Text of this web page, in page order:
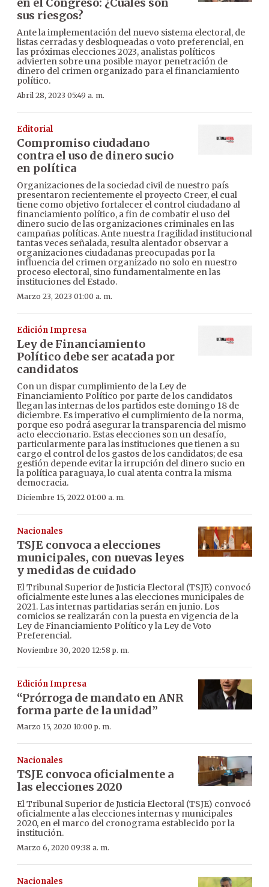
sus riesgos?
Ante la implementación del nuevo sistema electoral, de
listas cerradas y desbloqueadas o voto preferencial, en
las próximas elecciones 2023, analistas políticos
advierten sobre una posible mayor penetración de
dinero del crimen organizado para el financiamiento
político.
Abril 28, 2023 05:49 a. m.
Editorial
Compromiso ciudadano
contra el uso de dinero sucio
en política
Organizaciones de la sociedad civil de nuestro país
presentaron recientemente el proyecto Creer, el cual
tiene como objetivo fortalecer el control ciudadano al
financiamiento político, a fin de combatir el uso del
dinero sucio de las organizaciones criminales en las
campañas políticas. Ante nuestra fragilidad institucional
tantas veces señalada, resulta alentador observar a
organizaciones ciudadanas preocupadas por la
influencia del crimen organizado no solo en nuestro
proceso electoral, sino fundamentalmente en las
instituciones del Estado.
Marzo 23, 2023 01:00 a. m.
Edición Impresa
Ley de Financiamiento
Político debe ser acatada por
candidatos
Con un dispar cumplimiento de la Ley de
Financiamiento Político por parte de los candidatos
llegan las internas de los partidos este domingo 18 de
diciembre. Es imperativo el cumplimiento de la norma,
porque eso podrá asegurar la transparencia del mismo
acto eleccionario. Estas elecciones son un desafío,
particularmente para las instituciones que tienen a su
cargo el control de los gastos de los candidatos; de esa
gestión depende evitar la irrupción del dinero sucio en
la política paraguaya, lo cual atenta contra la misma
democracia.
Diciembre 15, 2022 01:00 a. m.
Nacionales
TSJE convoca a elecciones
municipales, con nuevas leyes
y medidas de cuidado
El Tribunal Superior de Justicia Electoral (TSJE) convocó
oficialmente este lunes a las elecciones municipales de
2021. Las internas partidarias serán en junio. Los
comicios se realizarán con la puesta en vigencia de la
Ley de Financiamiento Político y la Ley de Voto
Preferencial.
Noviembre 30, 2020 12:58 p. m.
Edición Impresa
“Prórroga de mandato en ANR
forma parte de la unidad”
Marzo 15, 2020 10:00 p. m.
Nacionales
TSJE convoca oficialmente a
las elecciones 2020
El Tribunal Superior de Justicia Electoral (TSJE) convocó
oficialmente a las elecciones internas y municipales
2020, en el marco del cronograma establecido por la
institución.
Marzo 6, 2020 09:38 a. m.
Nacionales